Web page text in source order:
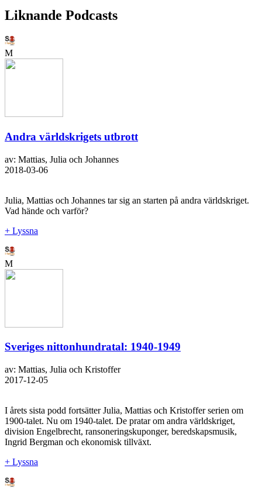
Liknande Podcasts
M
Andra världskrigets utbrott
av: Mattias, Julia och Johannes
2018-03-06
Julia, Mattias och Johannes tar sig an starten på andra världskriget.
Vad hände och varför?
+ Lyssna
M
Sveriges nittonhundratal: 1940-1949
av: Mattias, Julia och Kristoffer
2017-12-05
I årets sista podd fortsätter Julia, Mattias och Kristoffer serien om
1900-talet. Nu om 1940-talet. De pratar om andra världskriget,
division Engelbrecht, ransoneringskuponger, beredskapsmusik,
Ingrid Bergman och ekonomisk tillväxt.
+ Lyssna